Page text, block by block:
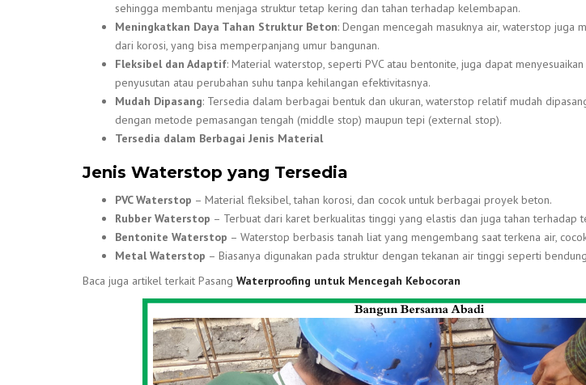
sehingga membantu menjaga struktur tetap kering dan tahan terhadap kelembapan.
Meningkatkan Daya Tahan Struktur Beton: Dengan mencegah masuknya air, waterstop juga
dari korosi, yang bisa memperpanjang umur bangunan.
Fleksibel dan Adaptif: Material waterstop, seperti PVC atau bentonite, juga dapat
penyusutan atau perubahan suhu tanpa kehilangan efektivitasnya.
Mudah Dipasang: Tersedia dalam berbagai bentuk dan ukuran, waterstop relatif mudah
dengan metode pemasangan tengah (middle stop) maupun tepi (external stop).
Tersedia dalam Berbagai Jenis Material
Jenis Waterstop yang Tersedia
PVC Waterstop – Material fleksibel, tahan korosi, dan cocok untuk berbagai proyek beton.
Rubber Waterstop – Terbuat dari karet berkualitas tinggi yang elastis dan juga tahan terhadap
Bentonite Waterstop – Waterstop berbasis tanah liat yang mengembang saat terkena air,
Metal Waterstop – Biasanya digunakan pada struktur dengan tekanan air tinggi seperti
Baca juga artikel terkait Pasang Waterproofing untuk Mencegah Kebocoran